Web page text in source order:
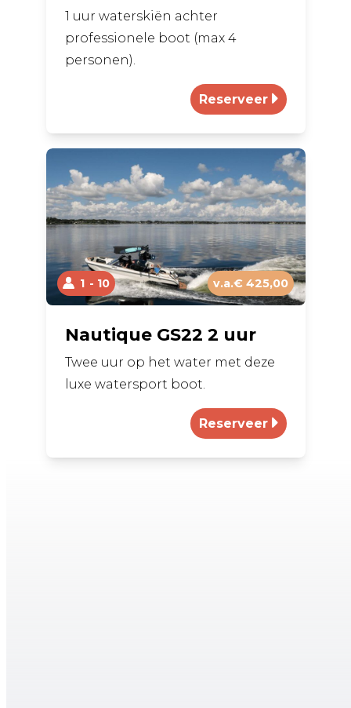
1 uur waterskiën achter
professionele boot (max 4
personen).
1 10 v.a.€ 425,00
Twee uur op het water met deze
luxe watersport boot.
Nautique GS22 2 uur